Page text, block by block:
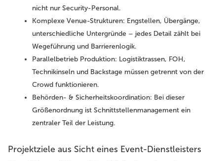
nicht nur Security-Personal.
Komplexe Venue-Strukturen: Engstellen, Übergänge,
unterschiedliche Untergründe – jedes Detail zählt bei
Wegeführung und Barrierenlogik.
Parallelbetrieb Produktion: Logistiktrassen, FOH,
Technikinseln und Backstage müssen getrennt von der
Crowd funktionieren.
Behörden- & Sicherheitskoordination: Bei dieser
Größenordnung ist Schnittstellenmanagement ein
zentraler Teil der Leistung.
Projektziele aus Sicht eines Event-Dienstleisters